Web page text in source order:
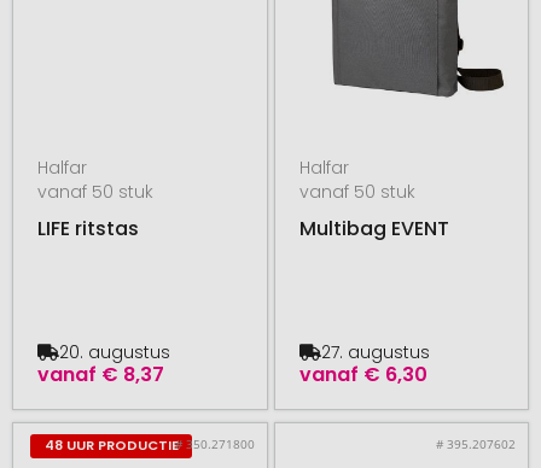
Halfar
vanaf 50 stuk
LIFE ritstas
vanaf € 8,37
20. augustus
Halfar
vanaf 50 stuk
Multibag EVENT
vanaf € 6,30
27. augustus
48 UUR PRODUCTIE# 350.271800 # 395.207602